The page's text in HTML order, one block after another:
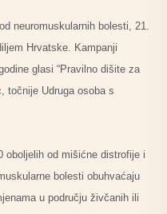
neuromuskularnih bolesti, 21.
Hrvatske. Kampanji
glasi “Pravilno dišite za
točnije Udruga osoba s
oboljelih od mišićne distrofije i
bolesti obuhvaćaju
u području živčanih ili